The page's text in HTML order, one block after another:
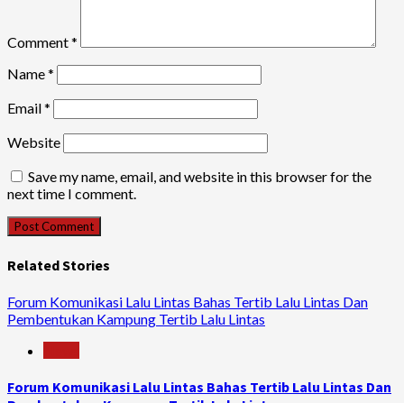
Comment*
Name*
Email*
Website
Save my name, email, and website in this browser for the
next time I comment.
Related Stories
Forum Komunikasi Lalu Lintas Bahas Tertib Lalu Lintas Dan
Pembentukan Kampung Tertib Lalu Lintas
Forum Komunikasi Lalu Lintas Bahas Tertib Lalu Lintas Dan